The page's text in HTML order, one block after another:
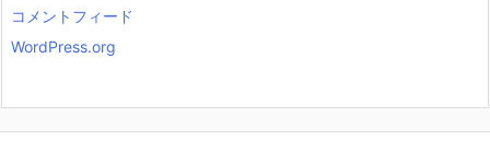
コメントフィード
WordPress.org